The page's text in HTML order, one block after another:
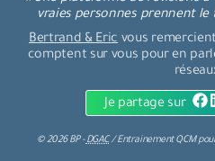
vraies personnes prennent le
Bertrand & Eric vous
comptent sur vous pour en
Je partage sur
©2026BP -DGAC/Entrainement QCM